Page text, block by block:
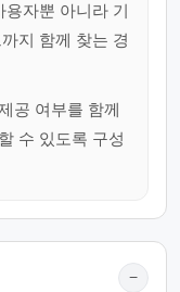
자뿐 아니라 기
지 함께 찾는 경
공 여부를 함께
수 있도록 구성
−